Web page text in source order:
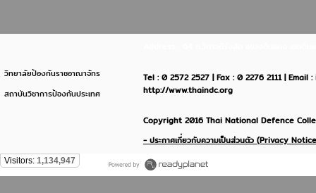
วิทยาลัยป้องกันราชอาณาจักร
สถาบันวิชาการป้องกันประเทศ
Tel : 0 2572 2527 | Fax : 0 2276 2111 |
http://www.thaindc.org
Copyright 2016 Thai National Defence
- ประกาศเกี่ยวกับความเป็นส่วนตัว (Privacy
Visitors: 1,134,947